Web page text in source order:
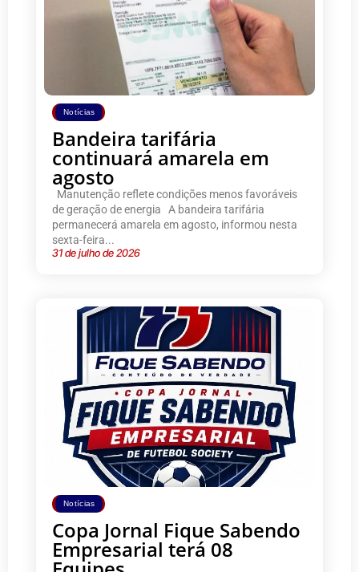
Notícias
Bandeira tarifária
continuará amarela em
agosto
Manutenção reflete condições menos favoráveis
de geração de energia A bandeira tarifária
permanecerá amarela em agosto, informou nesta
sexta-feira...
31 de julho de 2026
Notícias
Copa Jornal Fique Sabendo
Empresarial terá 08